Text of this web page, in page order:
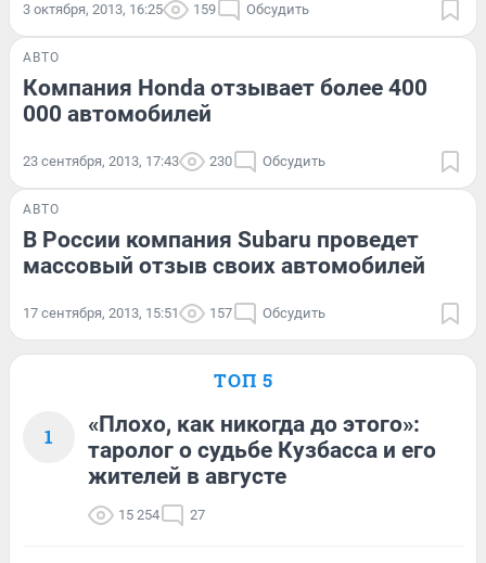
3 октября, 2013, 16:25 159 Обсудить
АВТО
Компания Honda отзывает более 400
000 автомобилей
23 сентября, 2013, 17:43 230 Обсудить
АВТО
В России компания Subaru проведет
массовый отзыв своих автомобилей
17 сентября, 2013, 15:51 157 Обсудить
ТОП 5
1
«Плохо, как никогда до этого»:
таролог о судьбе Кузбасса и его
жителей в августе
15 254 27